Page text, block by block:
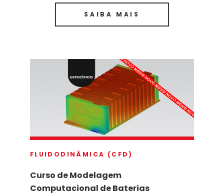
SAIBA MAIS
FLUIDODINÂMICA (CFD)
Curso de Modelagem
Computacional de Baterias